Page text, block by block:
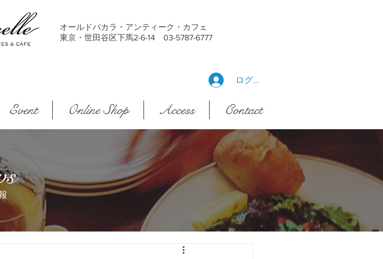
オールドバカラ・アンティーク・カフェ
東京・世田谷区下馬2-6-14 03-5787-6777
ログイン
Event Online Shop Access Contact